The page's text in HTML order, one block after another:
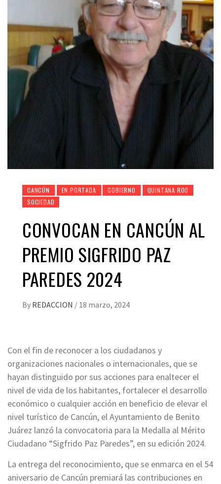
CANCÚN EN PORTADA GOBIERNO
QUINTANA ROO
SOCIEDAD
CONVOCAN EN CANCÚN AL
PREMIO SIGFRIDO PAZ
PAREDES 2024
By REDACCION / 18 marzo, 2024
Con el fin de reconocer a los ciudadanos y
organizaciones nacionales o internacionales, que se
hayan distinguido por sus acciones para enaltecer el
nivel de vida de los habitantes, fortalecer el desarrollo
económico o cualquier acción en beneficio de elevar el
nivel turístico de Cancún, el Ayuntamiento de Benito
Juárez lanzó la convocatoria para la Medalla al Mérito
Ciudadano “Sigfrido Paz Paredes”, en su edición 2024.
La entrega del reconocimiento, que se enmarca en el 54
aniversario de Cancún premiará las contribuciones en